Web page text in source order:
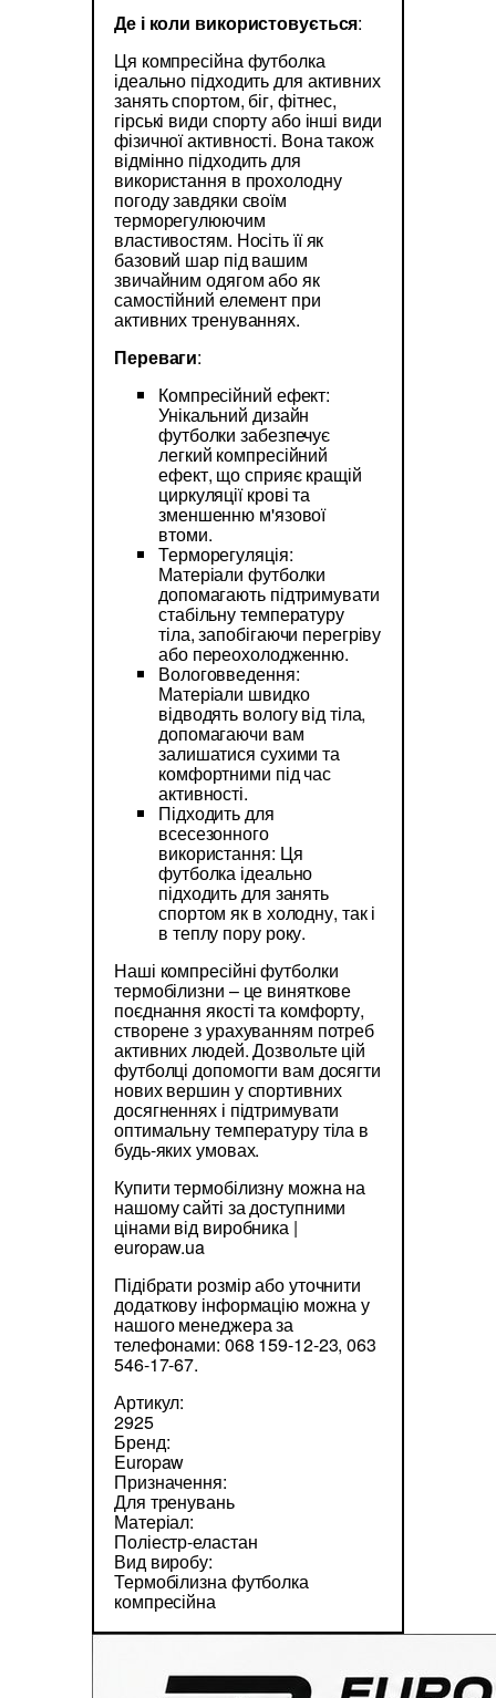
Де і коли використовується:
Ця компресійна футболка
ідеально підходить для активних
занять спортом, біг, фітнес,
гірські види спорту або інші види
фізичної активності. Вона також
відмінно підходить для
використання в прохолодну
погоду завдяки своїм
терморегулюючим
властивостям. Носіть її як
базовий шар під вашим
звичайним одягом або як
самостійний елемент при
активних тренуваннях.
Переваги:
Компресійний ефект:
Унікальний дизайн
футболки забезпечує
легкий компресійний
ефект, що сприяє кращій
циркуляції крові та
зменшенню м'язової
втоми.
Терморегуляція:
Матеріали футболки
допомагають підтримувати
стабільну температуру
тіла, запобігаючи перегріву
або переохолодженню.
Вологовведення:
Матеріали швидко
відводять вологу від тіла,
допомагаючи вам
залишатися сухими та
комфортними під час
активності.
Підходить для
всесезонного
використання: Ця
футболка ідеально
підходить для занять
спортом як в холодну, так і
в теплу пору року.
Наші компресійні футболки
термобілизни – це виняткове
поєднання якості та комфорту,
створене з урахуванням потреб
активних людей. Дозвольте цій
футболці допомогти вам досягти
нових вершин у спортивних
досягненнях і підтримувати
оптимальну температуру тіла в
будь-яких умовах.
Купити термобілизну можна на
нашому сайті за доступними
цінами від виробника |
europaw.ua
Підібрати розмір або уточнити
додаткову інформацію можна у
нашого менеджера за
телефонами: 068 159-12-23, 063
546-17-67.
Артикул:
2925
Бренд:
Europaw
Призначення:
Для тренувань
Матеріал:
Поліестр-еластан
Вид виробу:
Термобілизна футболка
компресійна